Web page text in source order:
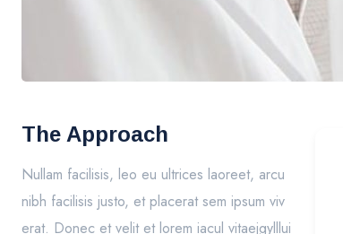
The Approach
Nullam facilisis, leo eu ultrices laoreet, arcu
nibh facilisis justo, et placerat sem ipsum viv
erat. Donec et velit et lorem iacul vitaejgylllui